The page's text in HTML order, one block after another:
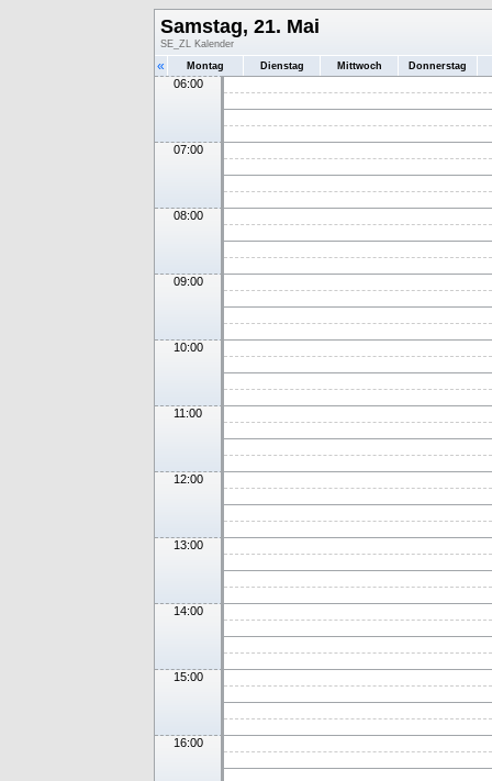
Samstag, 21. Mai
SE_ZL Kalender
« Montag Dienstag Mittwoch Donnerstag
06:00
07:00
08:00
09:00
10:00
11:00
12:00
13:00
14:00
15:00
16:00